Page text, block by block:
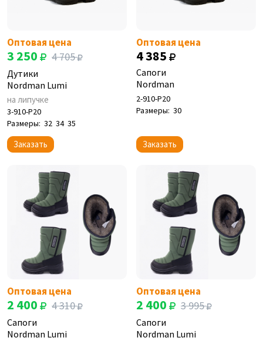
Оптовая цена
3 250 4 705
Дутики
Nordman Lumi
на липучке
3-910-P20
Размеры: 32 34 35
Заказать
Оптовая цена
4 385
Сапоги
Nordman
2-910-P20
Размеры: 30
Заказать
Оптовая цена
2 400 4 310
Сапоги
Nordman Lumi
Оптовая цена
2 400 3 995
Сапоги
Nordman Lumi